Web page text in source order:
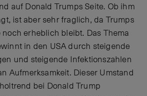
auf Donald Trumps Seite. Ob ihm
ist aber sehr fraglich, da Trumps
erheblich bleibt. Das Thema
in den USA durch steigende
und steigende Infektionszahlen
Aufmerksamkeit. Dieser Umstand
bei Donald Trump